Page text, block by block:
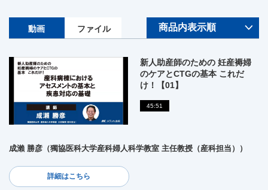
動画 ファイル
新人助産師のための 妊産褥婦
のケアとCTGの基本 これだ
け！【01】
45:51
成瀨 勝彦（獨協医科大学産科婦人科学教室 主任教授（産科担当））
詳細はこちら